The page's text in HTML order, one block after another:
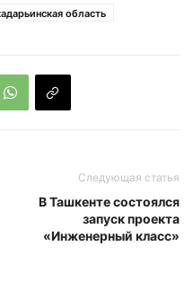
область
Следующая статья
В Ташкенте состоялся
запуск проекта
«Инженерный класс»